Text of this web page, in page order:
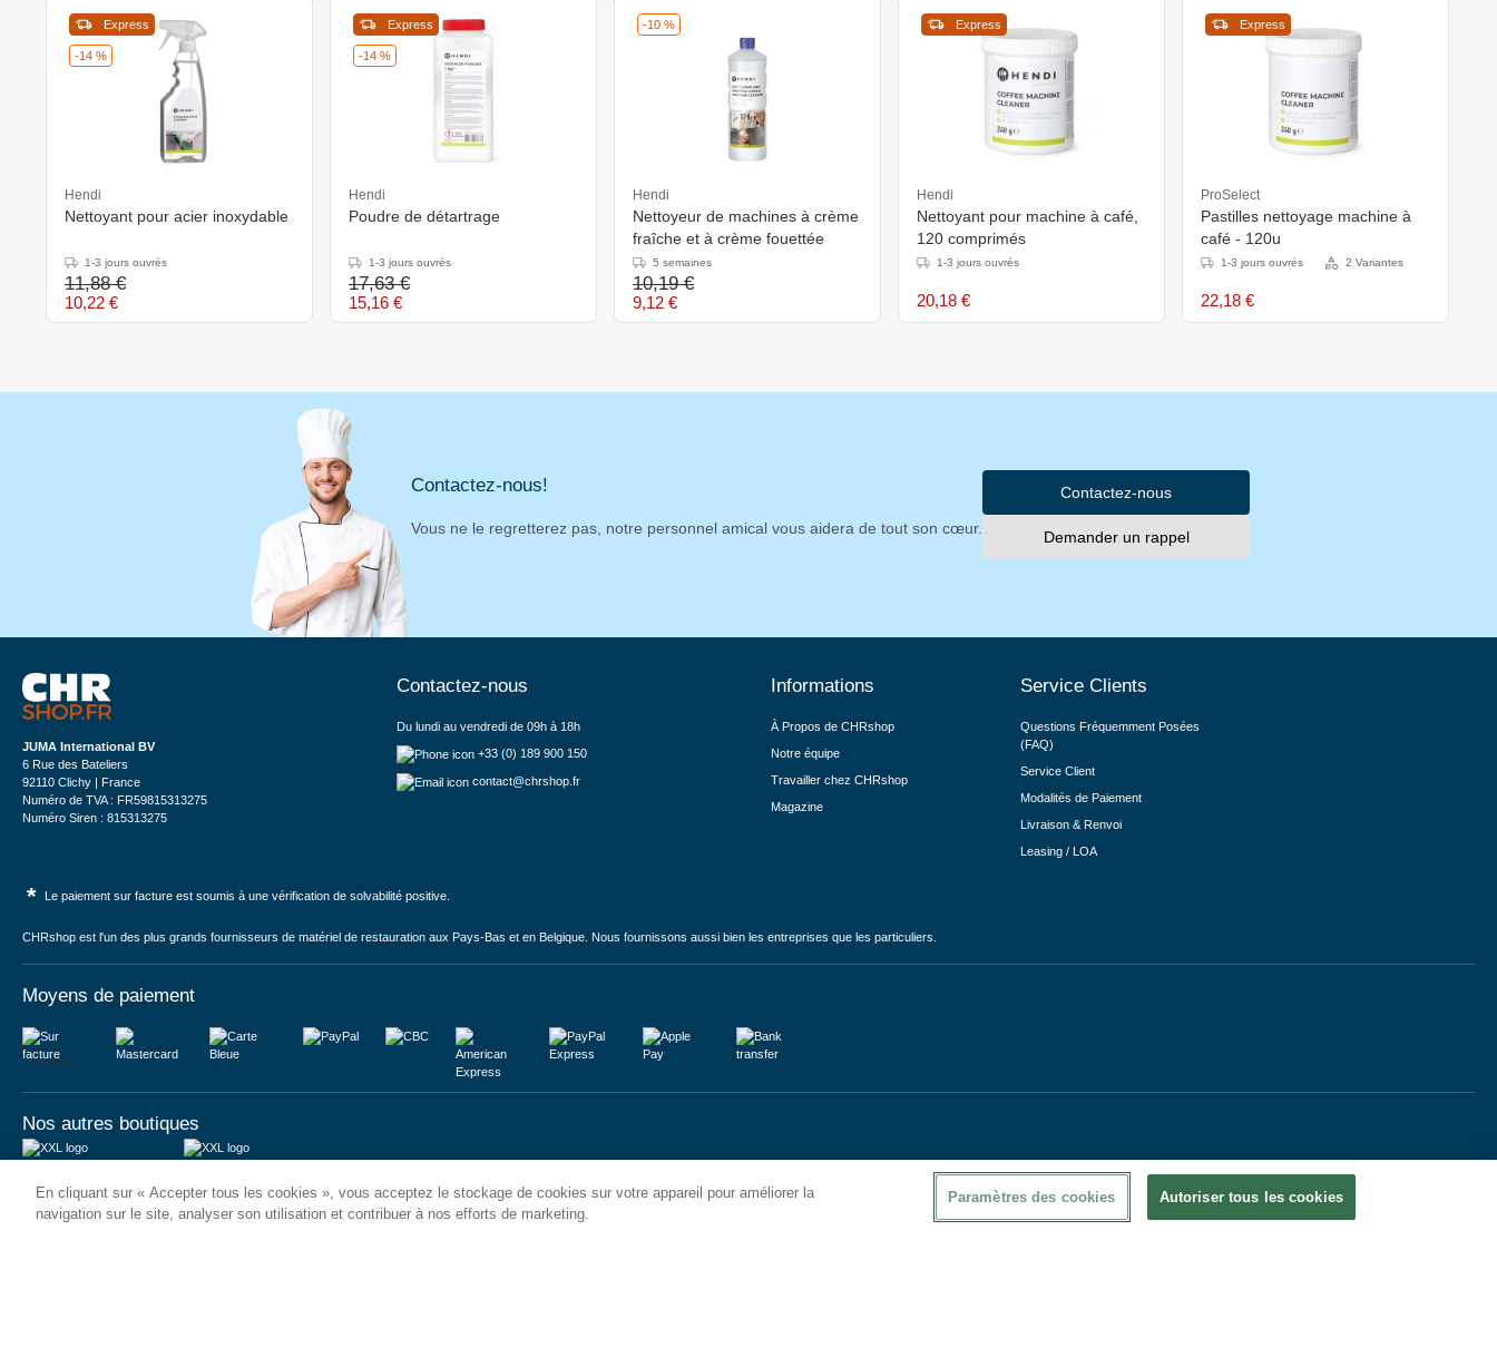
-14 %
Express
Hendi
Nettoyant pour acier inoxydable
1-3 jours ouvrés
11,88 €
10,22 €
-14 %
Express
Hendi
Poudre de détartrage
1-3 jours ouvrés
17,63 €
15,16 €
-10 %
Hendi
Nettoyeur de machines à crème
fraîche et à crème fouettée
5 semaines
10,19 €
9,12 €
Express
Hendi
Nettoyant pour machine à café,
120 comprimés
1-3 jours ouvrés
20,18 €
Express
ProSelect
Pastilles nettoyage machine à
café - 120u
1-3 jours ouvrés 2 Variantes
22,18 €
Contactez-nous!
Vous ne le regretterez pas, notre personnel amical vous aidera de tout son cœur.
Contactez-nous
Demander un rappel
JUMA International BV
6 Rue des Bateliers
92110 Clichy | France
Numéro de TVA : FR59815313275
Numéro Siren : 815313275
Contactez-nous
Du lundi au vendredi de 09h à 18h
+33 (0) 189 900 150
contact@chrshop.fr
Informations
À Propos de CHRshop
Notre équipe
Travailler chez CHRshop
Magazine
Service Clients
Questions Fréquemment Posées
(FAQ)
Service Client
Modalités de Paiement
Livraison & Renvoi
Leasing / LOA
* Le paiement sur facture est soumis à une vérification de solvabilité positive.
CHRshop est l'un des plus grands fournisseurs de matériel de restauration aux Pays-Bas et en Belgique. Nous fournissons aussi bien les entreprises que les particuliers.
Moyens de paiement
Sur facture
Nos autres boutiques
Königsborner Straße 26a
39175 Biederitz | Deutschland
Vrijheidweg 34
1521RR Wormerveer | Nederland
En cliquant sur « Accepter tous les cookies », vous acceptez le stockage de cookies sur votre appareil pour améliorer la
navigation sur le site, analyser son utilisation et contribuer à nos efforts de marketing.
Paramètres des cookies Autoriser tous les cookies